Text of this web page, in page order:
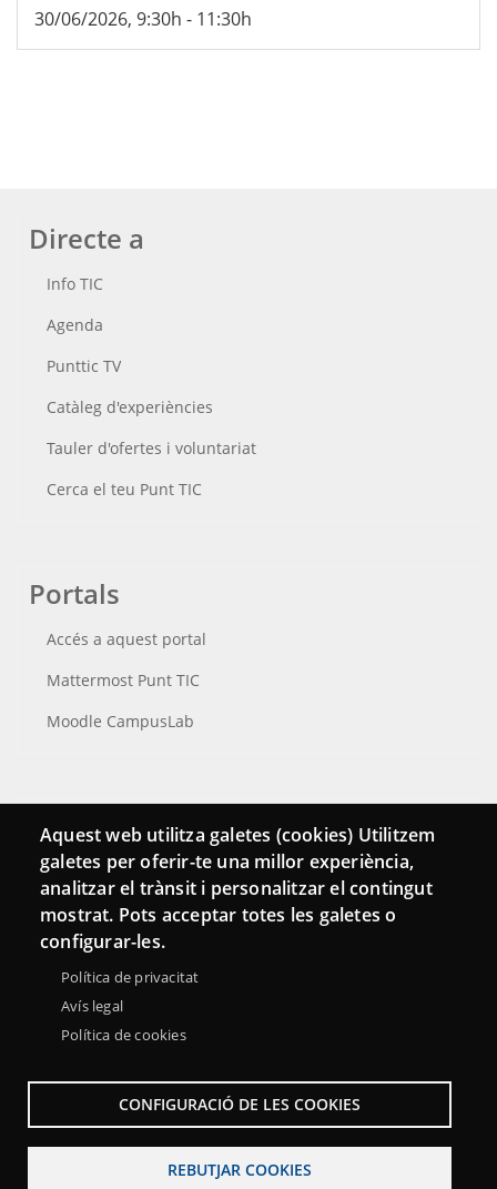
30/06/2026, 9:30h - 11:30h
Directe a
Info TIC
Agenda
Punttic TV
Catàleg d'experiències
Tauler d'ofertes i voluntariat
Cerca el teu Punt TIC
Portals
Accés a aquest portal
Mattermost Punt TIC
Moodle CampusLab
Connecta
Bustia de contacte
Butlletins
Aquest web utilitza galetes (cookies) Utilitzem
galetes per oferir-te una millor experiència,
analitzar el trànsit i personalitzar el contingut
mostrat. Pots acceptar totes les galetes o
configurar-les.
Política de privacitat
Avís legal
Política de cookies
CONFIGURACIÓ DE LES COOKIES
REBUTJAR COOKIES